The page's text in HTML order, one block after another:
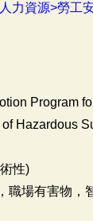
力資源>勞工
Program
Hazardous
性)
職場有害物，